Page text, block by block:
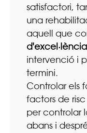
satisfactori,
una
aquell que
d'excel·lència
intervenció i
termini.
Controlar els
factors de
per controlar
abans i